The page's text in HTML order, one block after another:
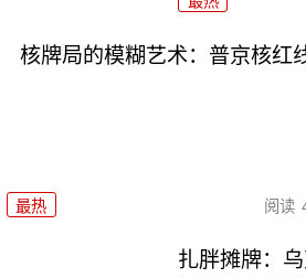
核牌局的模糊艺术：普京核红
最热 阅读
扎胖摊牌：